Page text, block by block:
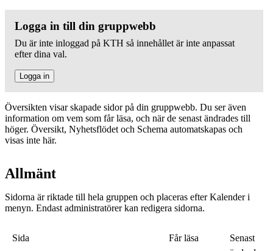
Logga in till din gruppwebb
Du är inte inloggad på KTH så innehållet är inte anpassat
efter dina val.
Logga in
Översikten visar skapade sidor på din gruppwebb. Du ser även
information om vem som får läsa, och när de senast ändrades till
höger. Översikt, Nyhetsflödet och Schema automatskapas och
visas inte här.
Allmänt
Sidorna är riktade till hela gruppen och placeras efter Kalender i
menyn. Endast administratörer kan redigera sidorna.
Sida Får läsa
Senast